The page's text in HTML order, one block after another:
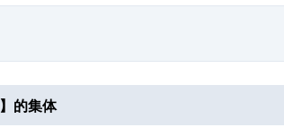
】的集体